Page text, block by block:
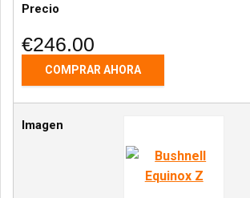
Precio
€246.00
COMPRAR AHORA
Imagen